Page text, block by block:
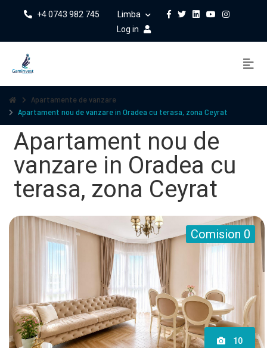
+4 0743 982 745
Limba
Log in
Apartamente de vanzare
Apartament nou de vanzare in Oradea cu terasa, zona Ceyrat
Apartament nou de
vanzare in Oradea cu
terasa, zona Ceyrat
Comision 0
10